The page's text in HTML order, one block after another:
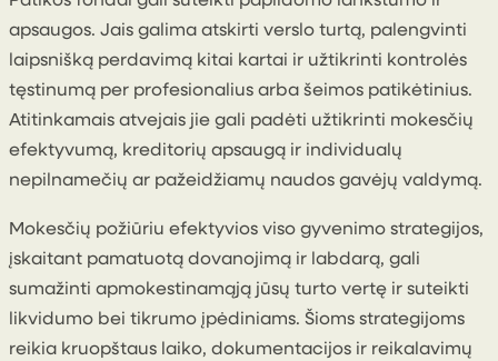
apsaugos. Jais galima atskirti verslo turtą, palengvinti
laipsnišką perdavimą kitai kartai ir užtikrinti kontrolės
tęstinumą per profesionalius arba šeimos patikėtinius.
Atitinkamais atvejais jie gali padėti užtikrinti mokesčių
efektyvumą, kreditorių apsaugą ir individualų
nepilnamečių ar pažeidžiamų naudos gavėjų valdymą.
Mokesčių požiūriu efektyvios viso gyvenimo strategijos,
įskaitant pamatuotą dovanojimą ir labdarą, gali
sumažinti apmokestinamąją jūsų turto vertę ir suteikti
likvidumo bei tikrumo įpėdiniams. Šioms strategijoms
reikia kruopštaus laiko, dokumentacijos ir reikalavimų